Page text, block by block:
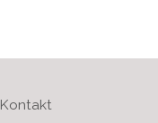
Kontakt